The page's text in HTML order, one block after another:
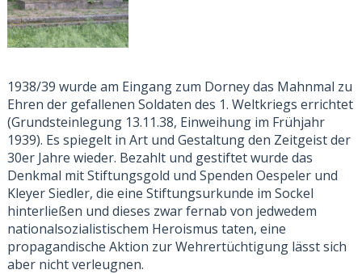
1938/39 wurde am Eingang zum Dorney das Mahnmal zu
Ehren der gefallenen Soldaten des 1. Weltkriegs errichtet
(Grundsteinlegung 13.11.38, Einweihung im Frühjahr
1939). Es spiegelt in Art und Gestaltung den Zeitgeist der
30er Jahre wieder. Bezahlt und gestiftet wurde das
Denkmal mit Stiftungsgold und Spenden Oespeler und
Kleyer Siedler, die eine Stiftungsurkunde im Sockel
hinterließen und dieses zwar fernab von jedwedem
nationalsozialistischem Heroismus taten, eine
propagandische Aktion zur Wehrertüchtigung lässt sich
aber nicht verleugnen.